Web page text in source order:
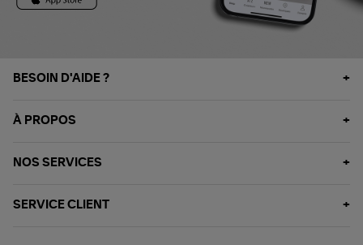
BESOIN D'AIDE ?
À PROPOS
NOS SERVICES
SERVICE CLIENT